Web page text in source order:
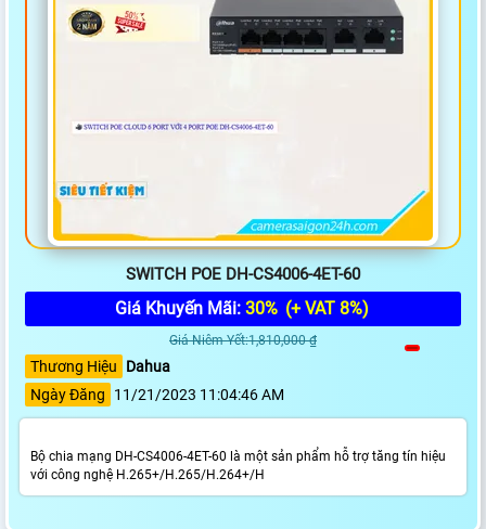
SWITCH POE DH-CS4006-4ET-60
Giá Khuyến Mãi: 30% (+ VAT 8%)
Giá Niêm Yết:1,810,000 ₫
Thương Hiệu
Dahua
Ngày Đăng
11/21/2023 11:04:46 AM
Bộ chia mạng DH-CS4006-4ET-60 là một sản phẩm hỗ trợ tăng tín hiệu
với công nghệ H.265+/H.265/H.264+/H